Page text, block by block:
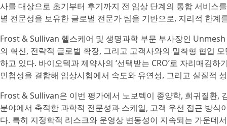
사를 대상으로 초기부터 후기까지 전 임상 단계의 통합 서비스
별 전문성을 보유한 글로벌 전문가 팀을 기반으로, 지리적 한
Frost & Sullivan 헬스케어 및 생명과학 부문 부사장인
의 혁신, 전략적 글로벌 확장, 그리고 고객사와의 밀착형 협업
하고 있다. 바이오텍과 제약사의 ‘선택받는 CRO’로 자리매김
민첩성을 결합해 임상시험에서 속도와 유연성, 그리고 실질적
Frost & Sullivan은 이번 평가에서 노보텍이 종양학, 희귀질환,
분야에서 축적한 과학적 전문성과 스케일, 고객 우선 접근 방
다. 특히 지정학적 리스크와 운영상 변동성이 지속되는 가운데